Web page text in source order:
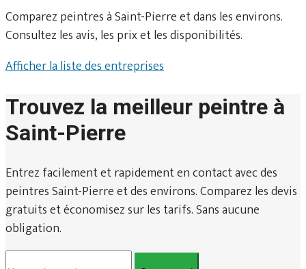
Comparez peintres à Saint-Pierre et dans les environs.
Consultez les avis, les prix et les disponibilités.
Afficher la liste des entreprises
Trouvez la meilleur peintre à
Saint-Pierre
Entrez facilement et rapidement en contact avec des
peintres Saint-Pierre et des environs. Comparez les devis
gratuits et économisez sur les tarifs. Sans aucune
obligation.